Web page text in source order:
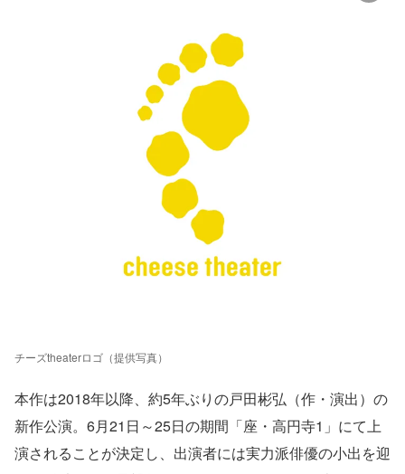
チーズtheaterロゴ（提供写真）
本作は2018年以降、約5年ぶりの戸田彬弘（作・演出）の
新作公演。6月21日～25日の期間「座・高円寺1」にて上
演されることが決定し、出演者には実力派俳優の小出を迎